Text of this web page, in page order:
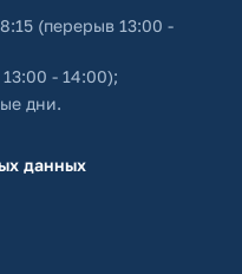
(перерыв 13:00 -
- 14:00);
дни.
данных